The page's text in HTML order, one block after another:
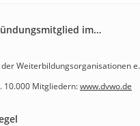
im…
Weiterbildungsorganisationen
10.000 Mitgliedern:www.dvwo.de